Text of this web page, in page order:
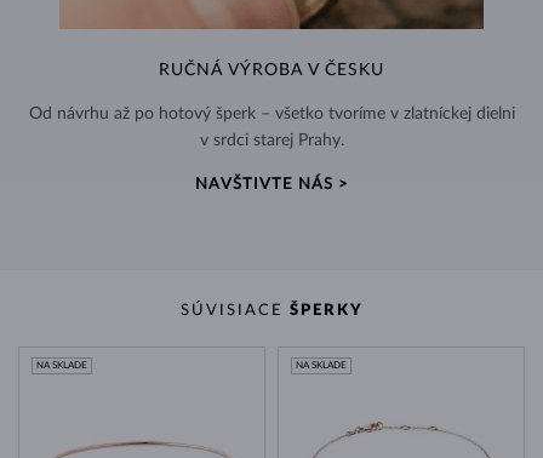
RUČNÁ VÝROBA V ČESKU
Od návrhu až po hotový šperk – všetko tvoríme v zlatníckej dielni
v srdci starej Prahy.
NAVŠTIVTE NÁS >
SÚVISIACE ŠPERKY
NA SKLADE NA SKLADE